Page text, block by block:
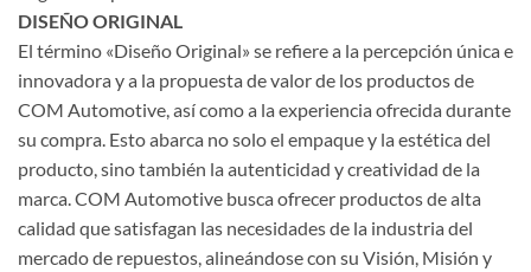
DISEÑO ORIGINAL
El término «Diseño Original» se refiere a la percepción única e
innovadora y a la propuesta de valor de los productos de
COM Automotive, así como a la experiencia ofrecida durante
su compra. Esto abarca no solo el empaque y la estética del
producto, sino también la autenticidad y creatividad de la
marca. COM Automotive busca ofrecer productos de alta
calidad que satisfagan las necesidades de la industria del
mercado de repuestos, alineándose con su Visión, Misión y